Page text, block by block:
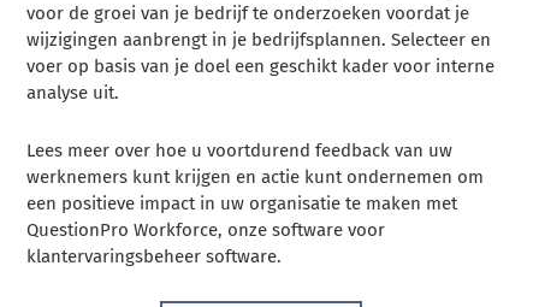
voor de groei van je bedrijf te onderzoeken voordat je
wijzigingen aanbrengt in je bedrijfsplannen. Selecteer en
voer op basis van je doel een geschikt kader voor interne
analyse uit.
Lees meer over hoe u voortdurend feedback van uw
werknemers kunt krijgen en actie kunt ondernemen om
een positieve impact in uw organisatie te maken met
QuestionPro Workforce, onze software voor
klantervaringsbeheer software.